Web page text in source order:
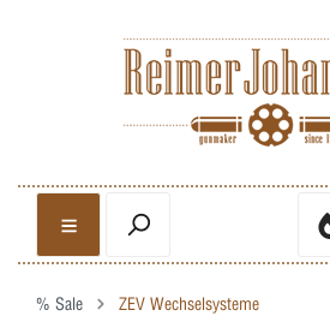
% Sale ZEV Wechselsysteme